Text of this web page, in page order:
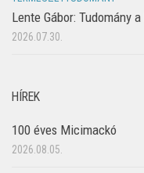
Lente Gábor: Tudomány
2026.07.30.
HÍREK
100 éves Micimackó
2026.08.05.